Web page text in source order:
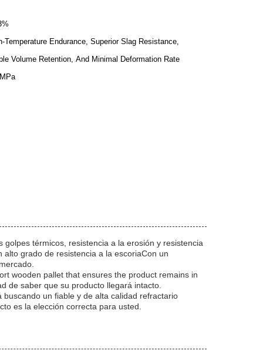
Temperature Endurance, Superior Slag Resistance,
Volume Retention, And Minimal Deformation Rate
térmicos, resistencia a la erosión y resistencia
grado de resistencia a la escoriaCon un
wooden pallet that ensures the product remains in
de saber que su producto llegará intacto.
un fiable y de alta calidad refractario
es la elección correcta para usted.